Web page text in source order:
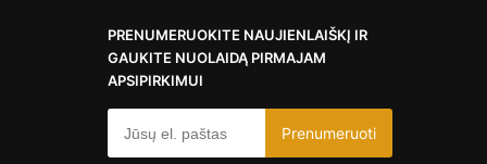
PRENUMERUOKITE NAUJIENLAIŠKĮ IR
GAUKITE NUOLAIDĄ PIRMAJAM
APSIPIRKIMUI